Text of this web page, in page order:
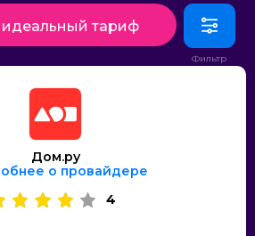
тариф
Дом.ру
о провайдере
4